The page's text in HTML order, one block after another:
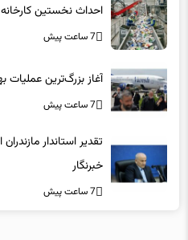
احداث نخستین کارخانه
7 ساعت پیش
آغاز بزرگ‌ترین
7 ساعت پیش
تقدیر استاندار
خبرنگار
7 ساعت پیش